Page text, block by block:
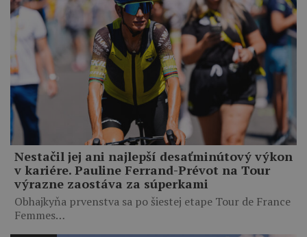
Nestačil jej ani najlepší desaťminútový výkon
v kariére. Pauline Ferrand-Prévot na Tour
výrazne zaostáva za súperkami
Obhajkyňa prvenstva sa po šiestej etape Tour de France
Femmes…